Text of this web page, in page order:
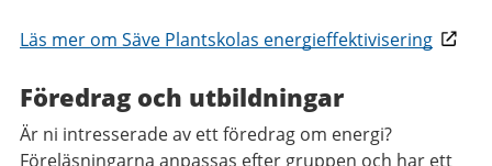
Läs mer om Säve Plantskolas energieffektivisering
Föredrag och utbildningar
Är ni intresserade av ett föredrag om energi?
Föreläsningarna anpassas efter gruppen och har ett